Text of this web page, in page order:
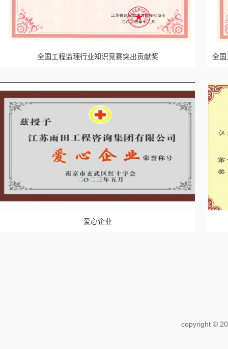
全国工程监理行业知识竞赛突出贡献奖 全国
爱心企业
copyright ©